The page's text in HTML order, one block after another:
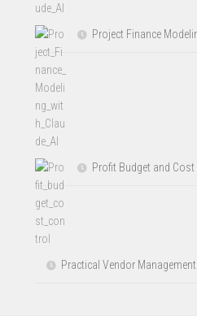
Project Finance
Profit Budget and Cost
Practical Vendor Management